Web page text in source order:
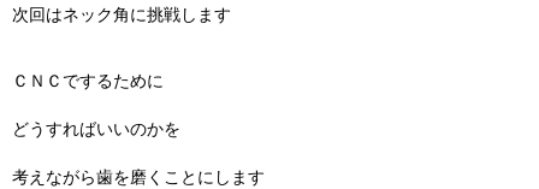
次回はネック角に挑戦します
ＣＮＣでするために
どうすればいいのかを
考えながら歯を磨くことにします